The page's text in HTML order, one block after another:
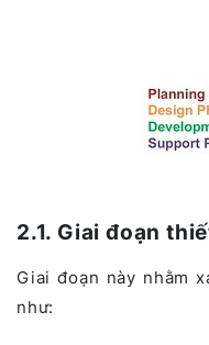
2.1. Giai đoạn
Giai đoạn này nhằm
như: